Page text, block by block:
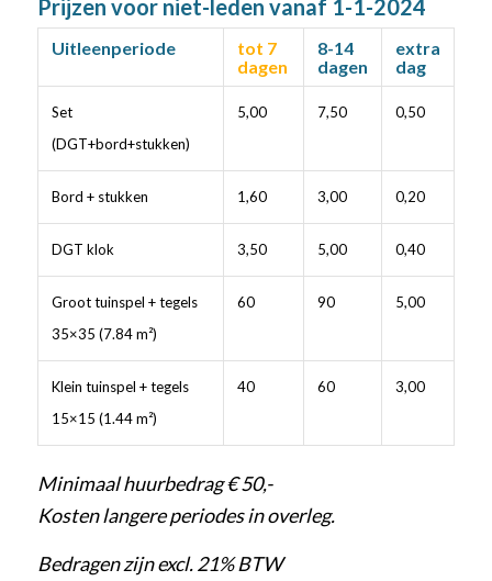
Prijzen voor niet-leden vanaf 1-1-2024
Uitleenperiode
tot 7
dagen
8-14
dagen
extra
dag
Set
(DGT+bord+stukken)
5,00 7,50 0,50
Bord + stukken 1,60 3,00 0,20
DGT klok 3,50 5,00 0,40
Groot tuinspel + tegels
35×35 (7.84 m²)
60 90 5,00
Klein tuinspel + tegels
15×15 (1.44 m²)
40 60 3,00
Minimaal huurbedrag € 50,-
Kosten langere periodes in overleg.
Bedragen zijn excl. 21% BTW